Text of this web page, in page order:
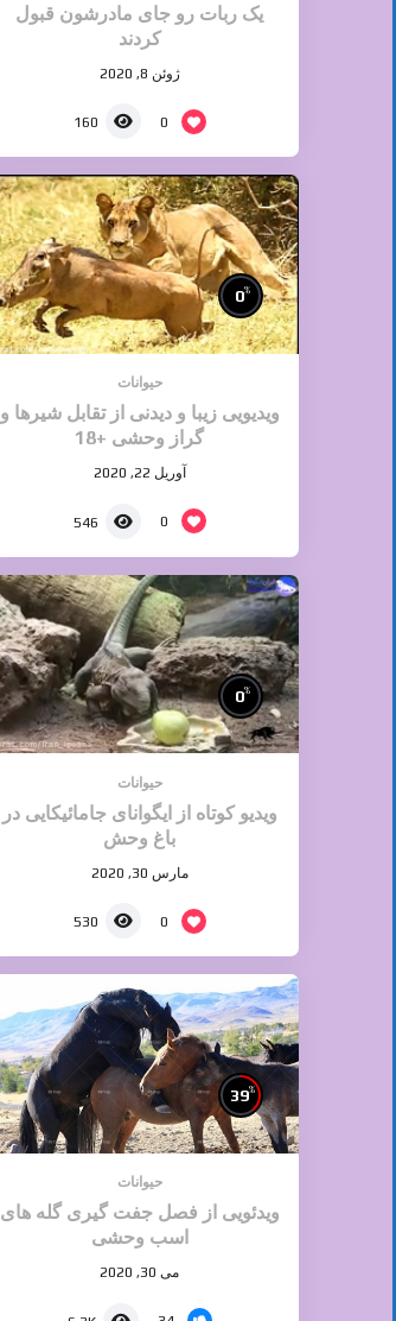
یک ربات رو جای مادرشون قبول
کردند
ژوئن 8, 2020
0
160
0%
حیوانات
ویدیویی زیبا و دیدنی از تقابل شیرها و
گراز وحشی +18
آوریل 22, 2020
0
546
0%
حیوانات
ویدیو کوتاه از ایگوانای جامائیکایی در
باغ وحش
مارس 30, 2020
0
530
39%
حیوانات
ویدئویی از فصل جفت گیری گله های
اسب وحشی
می 30, 2020